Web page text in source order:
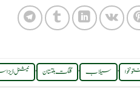
, سیلاب , گلگت بلتستان , نیشنل